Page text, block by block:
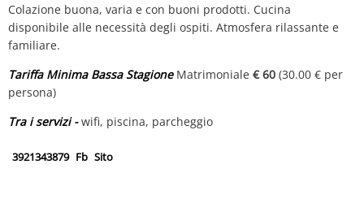
Colazione buona, varia e con buoni prodotti. Cucina
disponibile alle necessità degli ospiti. Atmosfera rilassante e
familiare.
Tariffa Minima Bassa StagioneMatrimoniale € 60 (30.00 € per
persona)
Tra i servizi -wifi, piscina, parcheggio
3921343879 Fb Sito